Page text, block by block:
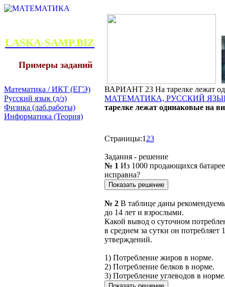
LASKA-SAMP.BIZ
Примеры заданий
Математика / ИКТ (ЕГЭ)
Русский язык (д/з)
Физика (лаб.работы)
Информатика (Теория)
ВАРИАНТ 23 На тарелке лежат
МАТЕМАТИКА, РУССКИЙ
тарелке лежат одинаковые на
Страницы:1 23
Задания - решение
№ 1 Из 1000 продающихся
исправна?
№ 2 В таблице даны
до 14 лет и взрослыми.
Какой вывод о суточном
в среднем за сутки он
утверждений.
1) Потребление жиров в норме.
2) Потребление белков в норме.
3) Потребление углеводов в